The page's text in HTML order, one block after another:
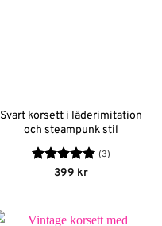
Svart korsett i läderimitation
och steampunk stil
Betygsatt5
(3)
399 kr